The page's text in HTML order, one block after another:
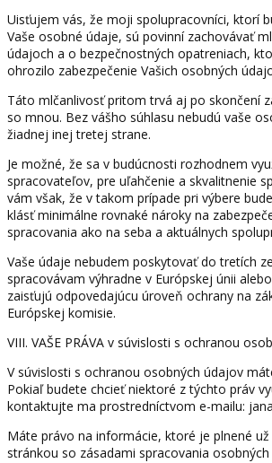
Uisťujem vás, že moji spolupracovníci, ktorí
Vaše osobné údaje, sú povinní zachovávať
údajoch a o bezpečnostných opatreniach,
ohrozilo zabezpečenie Vašich osobných
Táto mlčanlivosť pritom trvá aj po skončení
so mnou. Bez vášho súhlasu nebudú vaše
žiadnej inej tretej strane.
Je možné, že sa v budúcnosti rozhodnem
spracovateľov, pre uľahčenie a skvalitnenie
vám však, že v takom prípade pri výbere
klásť minimálne rovnaké nároky na
spracovania ako na seba a aktuálnych
Vaše údaje nebudem poskytovať do tretích
spracovávam výhradne v Európskej únii
zaisťujú odpovedajúcu úroveň ochrany na
Európskej komisie.
VIII. VAŠE PRÁVA v súvislosti s ochranou
V súvislosti s ochranou osobných údajov
Pokiaľ budete chcieť niektoré z týchto práv
kontaktujte ma prostredníctvom e-mailu:
Máte právo na informácie, ktoré je plnené
stránkou so zásadami spracovania